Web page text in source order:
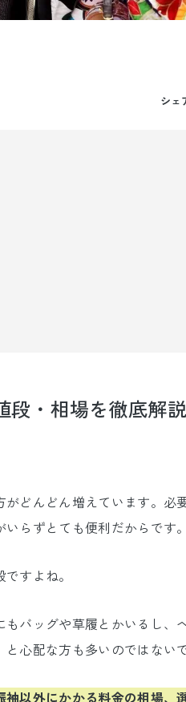
シェ
段・相場を徹底解
どんどん増えています。必
らずとても便利だからです。
すよね。
もバッグや草履とかいるし、
心配な方も多いのではない
以外にかかる料金の相場、